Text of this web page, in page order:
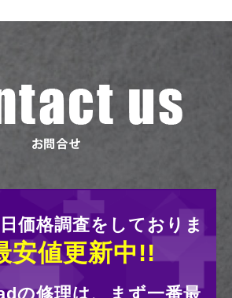
価格調査をしておりま
安値更新中!!
の修理は、まず一番最